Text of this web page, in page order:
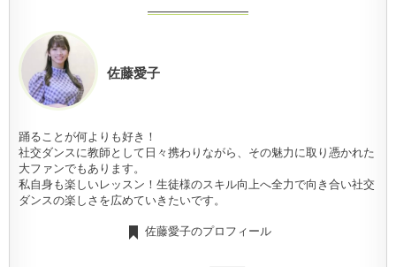
佐藤愛子
踊ることが何よりも好き！
社交ダンスに教師として日々携わりながら、その魅力に取り憑かれた
大ファンでもあります。
私自身も楽しいレッスン！生徒様のスキル向上へ全力で向き合い社交
ダンスの楽しさを広めていきたいです。
佐藤愛子のプロフィール